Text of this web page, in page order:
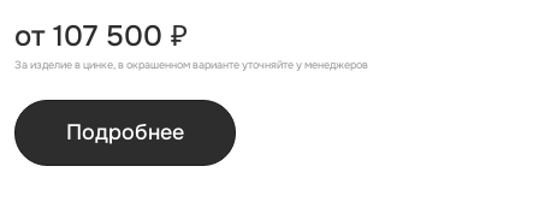
от 107 500 ₽
За изделие в цинке, в окрашенном варианте уточняйте у менеджеров
Подробнее